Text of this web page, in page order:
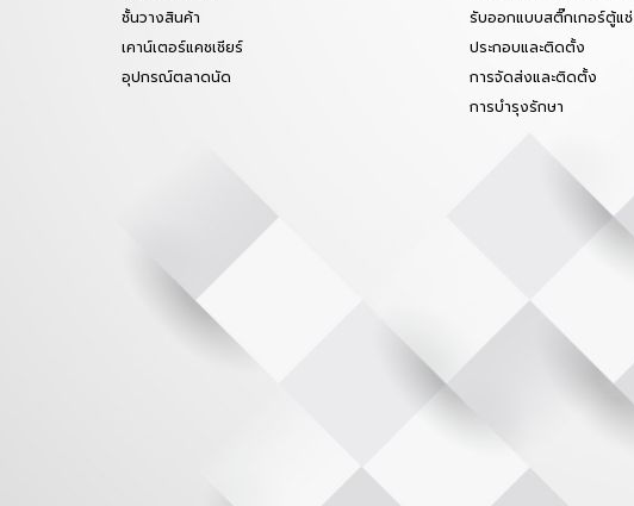
ชั้นวางสินค้า
เคาน์เตอร์แคชเชียร์
อุปกรณ์ตลาดนัด
รับออกแบบสติ๊กเกอร์ตู้แช่
ประกอบและติดตั้ง
การจัดส่งและติดตั้ง
การบำรุงรักษา